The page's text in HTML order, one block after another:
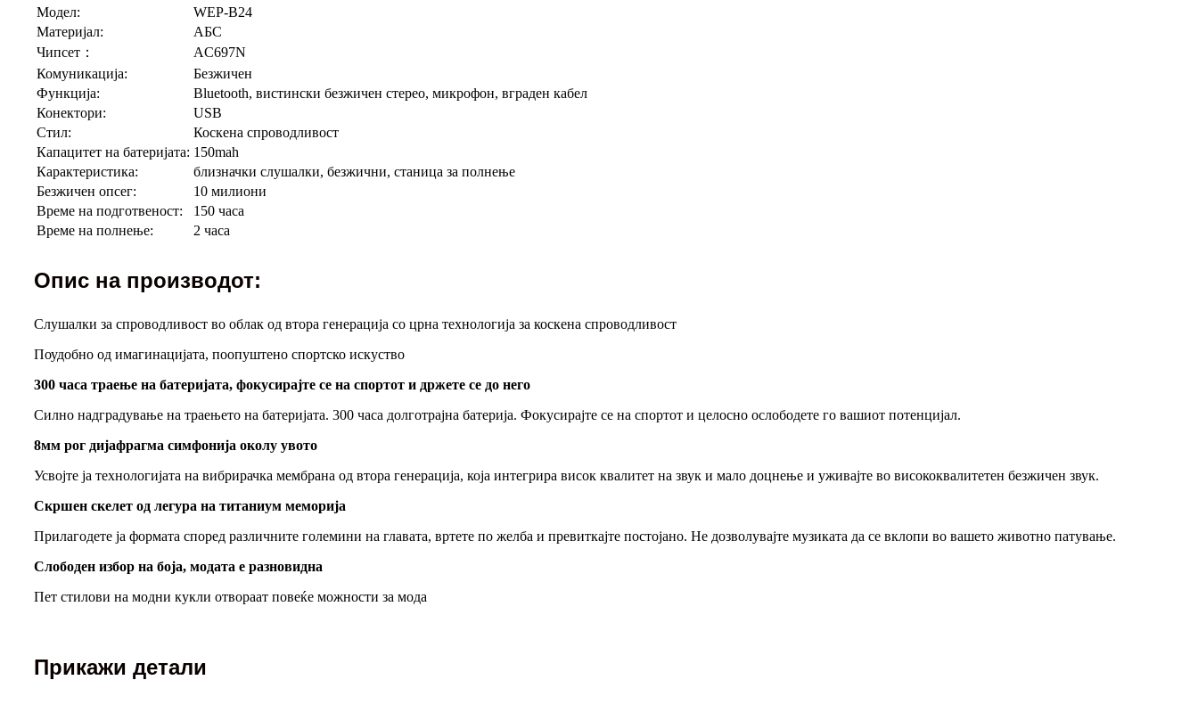
Модел:
WEP-B24
Материјал:
АБС
Чипсет：
AC697N
Комуникација:
Безжичен
Функција:
Bluetooth, вистински безжичен стерео, микрофон, вграден кабел
Конектори:
USB
Стил:
Коскена спроводливост
Капацитет на батеријата: 150mah
Карактеристика:
близначки слушалки, безжични, станица за полнење
Безжичен опсег:
10 милиони
Време на подготвеност:
150 часа
Време на полнење:
2 часа
Опис на производот:
Слушалки за спроводливост во облак од втора генерација со црна технологија за коскена спроводливост
Поудобно од имагинацијата, поопуштено спортско искуство
300 часа траење на батеријата, фокусирајте се на спортот и држете се до него
Силно надградување на траењето на батеријата. 300 часа долготрајна батерија. Фокусирајте се на спортот и целосно ослободете го вашиот потенцијал.
8мм рог дијафрагма симфонија околу увото
Усвојте ја технологијата на вибрирачка мембрана од втора генерација, која интегрира висок квалитет на звук и мало доцнење и уживајте во висококвалитетен безжичен звук.
Скршен скелет од легура на титаниум меморија
Прилагодете ја формата според различните големини на главата, вртете по желба и превиткајте постојано. Не дозволувајте музиката да се вклопи во вашето животно патување.
Слободен избор на боја, модата е разновидна
Пет стилови на модни кукли отвораат повеќе можности за мода
Прикажи детали